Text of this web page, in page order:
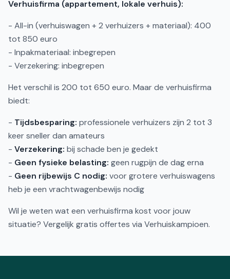
Verhuisfirma (appartement, lokale verhuis):
- All-in (verhuiswagen + 2 verhuizers + materiaal): 400
tot 850 euro
- Inpakmateriaal: inbegrepen
- Verzekering: inbegrepen
Het verschil is 200 tot 650 euro. Maar de verhuisfirma
biedt:
- Tijdsbesparing: professionele verhuizers zijn 2 tot 3
keer sneller dan amateurs
- Verzekering: bij schade ben je gedekt
- Geen fysieke belasting: geen rugpijn de dag erna
- Geen rijbewijs C nodig: voor grotere verhuiswagens
heb je een vrachtwagenbewijs nodig
Wil je weten wat een verhuisfirma kost voor jouw
situatie? Vergelijk gratis offertes via Verhuiskampioen.